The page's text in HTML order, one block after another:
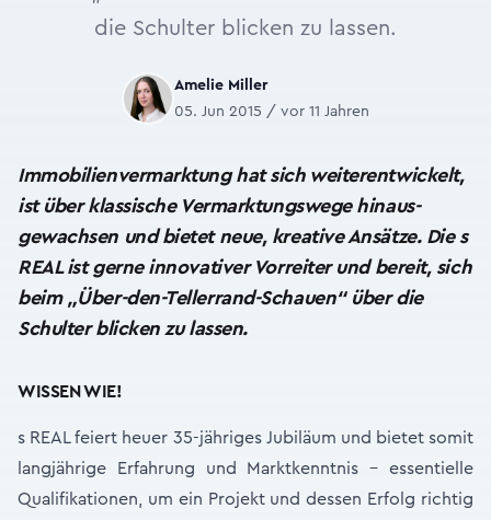
die Schulter blicken zu lassen.
Amelie Miller
05. Jun 2015 / vor 11 Jahren
Immobilienvermarktung hat sich weiterentwickelt,
ist über klassische Vermarktungswege hinaus­
gewachsen und bietet neue, kreative Ansätze. Die s
REAL ist gerne innovativer Vorreiter und bereit, sich
beim „Über-den-Tellerrand-Schauen“ über die
Schulter blicken zu lassen.
WISSEN WIE!
s REAL feiert heuer 35-jähriges Jubiläum und bietet somit
langjährige Erfahrung und Marktkenntnis - essentielle
Qualifikationen, um ein Projekt und dessen Erfolg richtig